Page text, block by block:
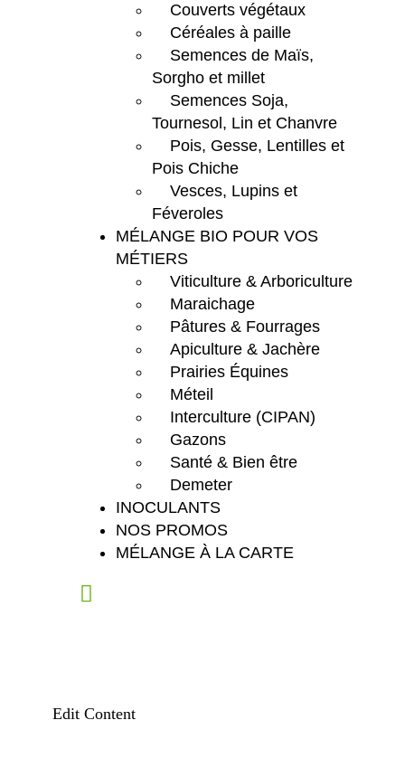
Couverts végétaux
Céréales à paille
Semences de Maïs,
Sorgho et millet
Semences Soja,
Tournesol, Lin et Chanvre
Pois, Gesse, Lentilles et
Pois Chiche
Vesces, Lupins et
Féveroles
MÉLANGE BIO POUR VOS
MÉTIERS
Viticulture & Arboriculture
Maraichage
Pâtures & Fourrages
Apiculture & Jachère
Prairies Équines
Méteil
Interculture (CIPAN)
Gazons
Santé & Bien être
Demeter
INOCULANTS
NOS PROMOS
MÉLANGE À LA CARTE
Edit Content